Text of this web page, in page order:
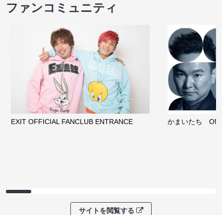
ファンコミュニティ
EXIT OFFICIAL FANCLUB ENTRANCE かまいたち
サイトを閲覧する